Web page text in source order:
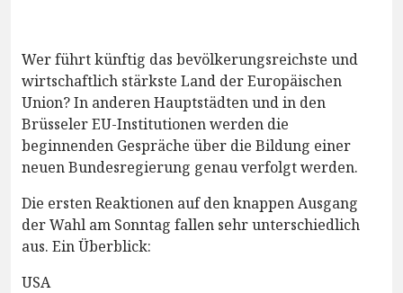
Wer führt künftig das bevölkerungsreichste und
wirtschaftlich stärkste Land der Europäischen
Union? In anderen Hauptstädten und in den
Brüsseler EU-Institutionen werden die
beginnenden Gespräche über die Bildung einer
neuen Bundesregierung genau verfolgt werden.
Die ersten Reaktionen auf den knappen Ausgang
der Wahl am Sonntag fallen sehr unterschiedlich
aus. Ein Überblick:
USA